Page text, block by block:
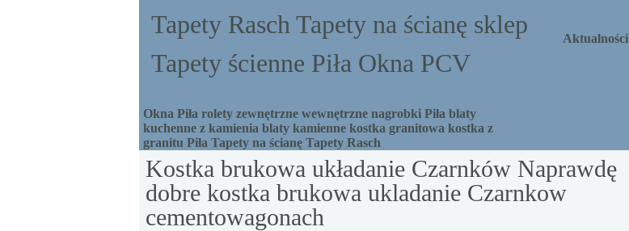
Tapety Rasch Tapety na ścianę sklep
Tapety ścienne Piła Okna PCV
Okna Piła rolety zewnętrzne wewnętrzne nagrobki Piła blaty
kuchenne z kamienia blaty kamienne kostka granitowa kostka z
granitu Piła Tapety na ścianę Tapety Rasch
Aktualności
Kostka brukowa układanie Czarnków Naprawdę
dobre kostka brukowa ukladanie Czarnkow
cementowagonach